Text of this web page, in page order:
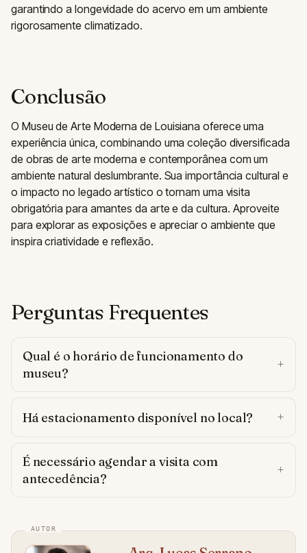
garantindo a longevidade do acervo em um ambiente
rigorosamente climatizado.
Conclusão
O Museu de Arte Moderna de Louisiana oferece uma
experiência única, combinando uma coleção diversificada
de obras de arte moderna e contemporânea com um
ambiente natural deslumbrante. Sua importância cultural e
o impacto no legado artístico o tornam uma visita
obrigatória para amantes da arte e da cultura. Aproveite
para explorar as exposições e apreciar o ambiente que
inspira criatividade e reflexão.
Perguntas Frequentes
Qual é o horário de funcionamento do
museu?
Há estacionamento disponível no local?
É necessário agendar a visita com
antecedência?